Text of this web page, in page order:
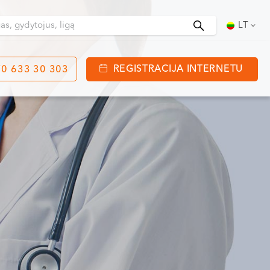
Basanavičiaus g. 80
laikas:
- 20:00
--
LT
633 30 303 REGISTRACIJA INTERNETU